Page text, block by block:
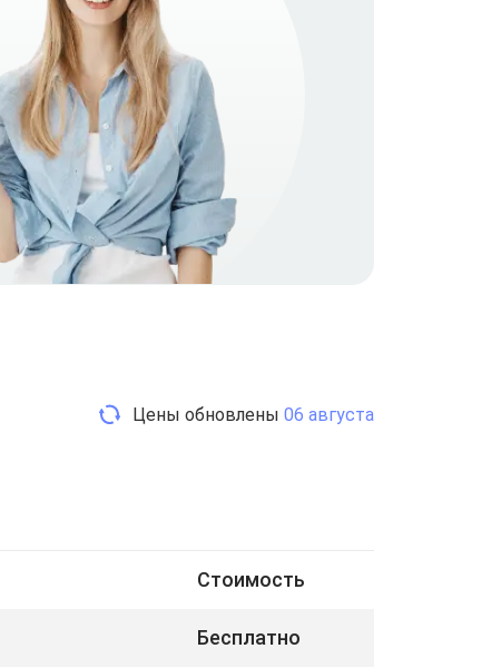
Цены обновлены 06 августа
Стоимость
Бесплатно